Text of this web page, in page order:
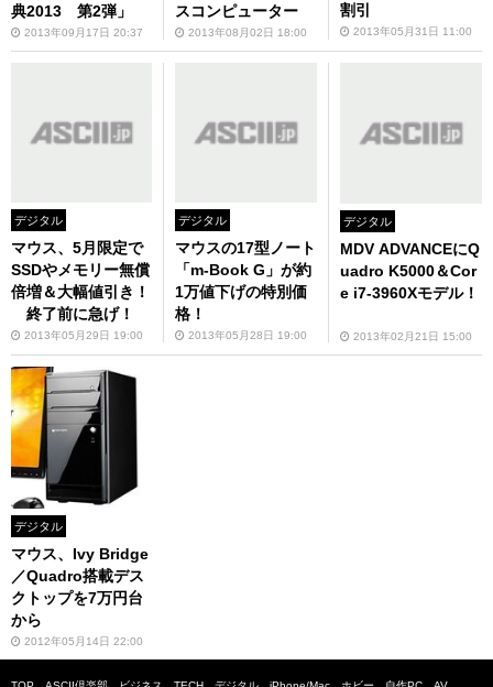
典2013 第2弾」
2013年09月17日 20:37
スコンピューター
2013年08月02日 18:00
割引
2013年05月31日 11:00
デジタル
マウス、5月限定で
SSDやメモリー無償
倍増＆大幅値引き！
終了前に急げ！
2013年05月29日 19:00
デジタル
マウスの17型ノート
「m-Book G」が約
1万値下げの特別価
格！
2013年05月28日 19:00
デジタル
MDV ADVANCEにQ
uadro K5000＆Cor
e i7-3960Xモデル！
2013年02月21日 15:00
デジタル
マウス、Ivy Bridge
／Quadro搭載デス
クトップを7万円台
から
2012年05月14日 22:00